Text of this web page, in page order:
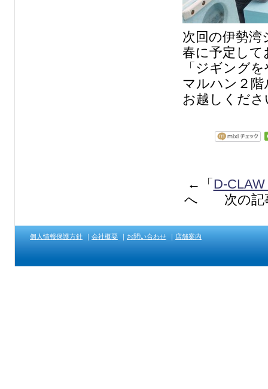
次回の伊勢湾
春に予定して
「ジギング
マルハン２
お越しくださ
←「 D-
へ 次の記
個人情報保護方針 ｜ 会社概要 ｜ お問い合わせ ｜ 店舗案内